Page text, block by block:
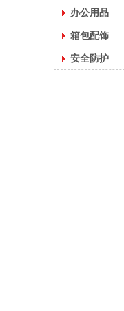
办公用品
箱包配饰
安全防护